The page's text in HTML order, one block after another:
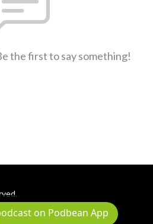
the first to say something!
on Podbean App